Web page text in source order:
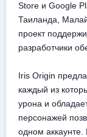
Store и Google
Таиланда,
проект
разработчики
Iris Origin
каждый из
урона и
персонажей
одном